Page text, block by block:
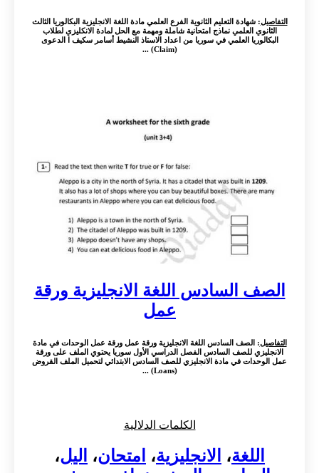
التفاصيل: شهادة التعليم الثانوية الفرع العلمي مادة اللغة الانجليزية البكالوريا الثالث
الثانوي العلمي نماذج امتحانية شاملة ومهمة مع الحل لمادة الانكليزي لطلاب
البكالوريا العلمي في سوريا من اعداد الاستاذ النشيط أسامر سكيف ا الدعوى
(Claim) ...
الصف السادس اللغة الانجليزية ورقة
عمل
التفاصيل: الصف السادس اللغة الانجليزية ورقة عمل ورقة عمل الوحدات في مادة
الانجليزي للصف السادس الفصل الدراسي الأول سوريا يحتوي الملف على ورقة
عمل الوحدات في مادة الانجليزي للصف السادس الابتدائي لتحميل الملف القروض
(Loans) ...
الكلمات الدلالية
اللغة، الانجليزية، امتحان، اليل،